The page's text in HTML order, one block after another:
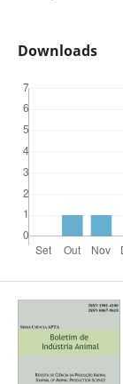
Downloads